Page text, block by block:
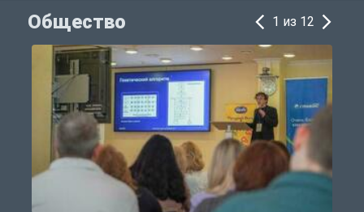
Общество 1 из 12